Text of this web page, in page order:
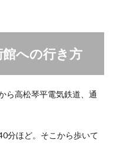
への行き方
ら高松琴平電気鉄道、通
分ほど。そこから歩いて